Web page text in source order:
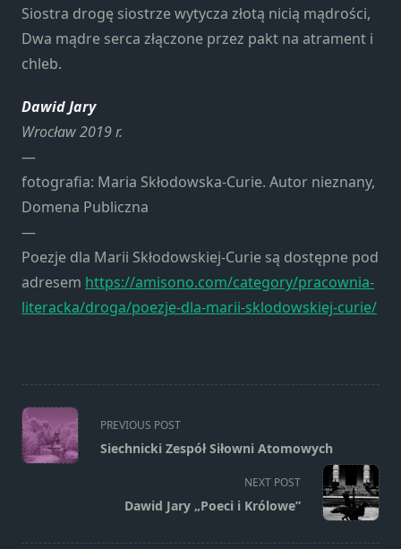
Siostra drogę siostrze wytycza złotą nicią mądrości,
Dwa mądre serca złączone przez pakt na atrament i
chleb.
Dawid Jary
Wrocław 2019 r.
—
fotografia: Maria Skłodowska-Curie. Autor nieznany,
Domena Publiczna
—
Poezje dla Marii Skłodowskiej-Curie są dostępne pod
adresem https://amisono.com/category/pracownia-
literacka/droga/poezje-dla-marii-sklodowskiej-curie/
<span
class="nav-
subtitle
PREVIOUS POST
Siechnicki Zespół Siłowni Atomowych
NEXT POST
Dawid Jary „Poeci i Królowe”